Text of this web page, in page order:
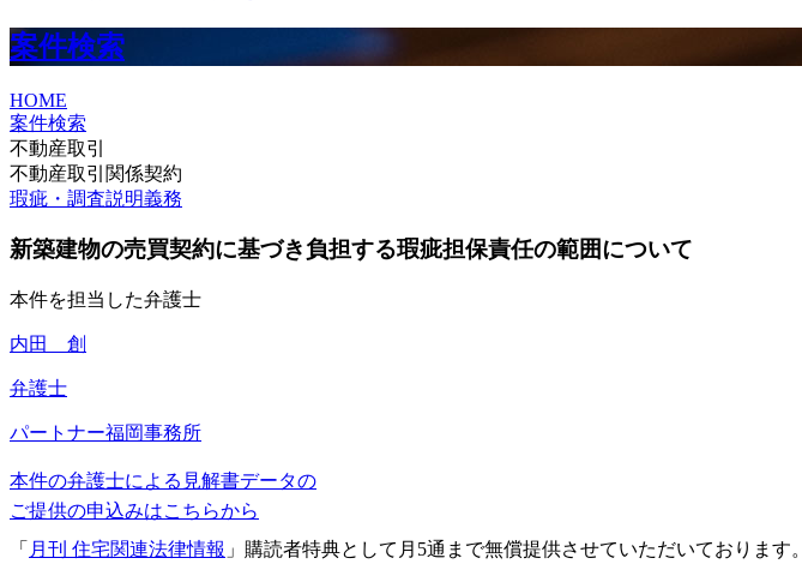
案件検索
HOME
案件検索
不動産取引
不動産取引関係契約
瑕疵・調査説明義務
新築建物の売買契約に基づき負担する瑕疵担保責任の範囲について
本件を担当した弁護士
内田 創
弁護士
パートナー福岡事務所
本件の弁護士による見解書データの
ご提供の申込みはこちらから
「 月刊 住宅関連法律情報 」購読者特典として月5通まで無償提供させていただいております。